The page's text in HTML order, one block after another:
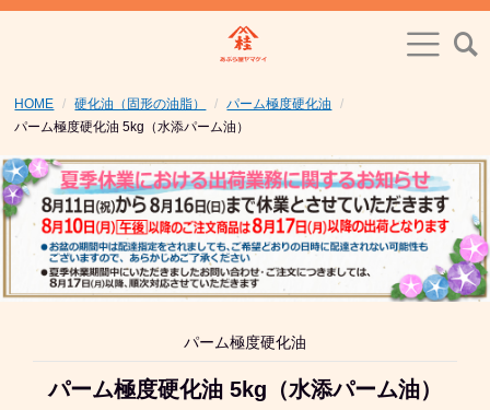
HOME 硬化油（固形の油脂）
パーム極度硬化油
パーム極度硬化油 5kg（水添パーム油）
パーム極度硬化油
パーム極度硬化油 5kg（水添パーム油）